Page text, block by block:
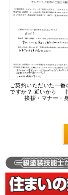
ご契約いただいた一
ですか？ 近いから
挨拶・マナー・